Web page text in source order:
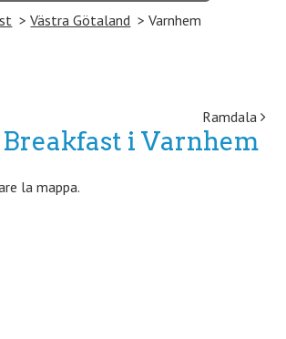
Västra Götaland Varnhem
Ramdala
Breakfast i Varnhem
la mappa.